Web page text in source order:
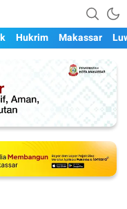
Hari
Hukrim Makassar